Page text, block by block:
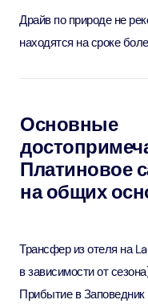
Драйв по природе не
находятся на сроке
Основные
Платиновое
на общих
Трансфер из отеля на
в зависимости от
Прибытие в